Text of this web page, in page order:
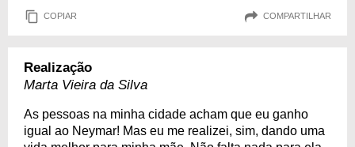
COPIAR COMPARTILHAR
Realização
Marta Vieira da Silva
As pessoas na minha cidade acham que eu ganho
igual ao Neymar! Mas eu me realizei, sim, dando uma